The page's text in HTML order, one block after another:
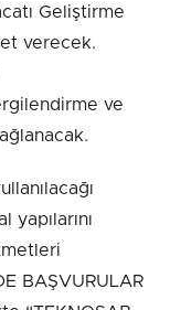
Geliştirme
verecek.
ve
BAŞVURULAR